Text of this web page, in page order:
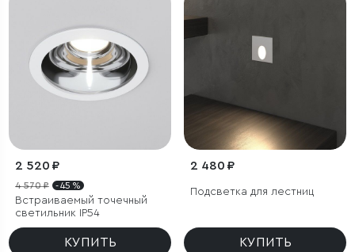
2 520 ₽
4 570 ₽ - 45 %
Встраиваемый точечный
светильник IP54
КУПИТЬ
2 480 ₽
Подсветка для лестниц
КУПИТЬ